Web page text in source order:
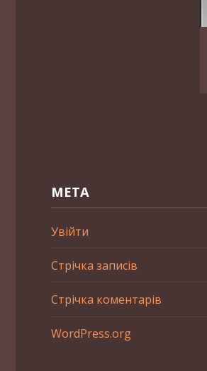
МЕТА
Увійти
Стрічка записів
Стрічка коментарів
WordPress.org